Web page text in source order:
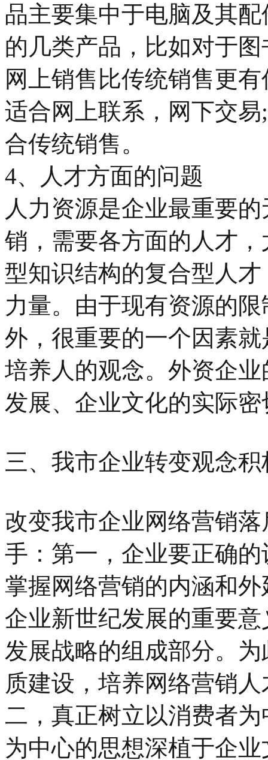
品主要集中于电脑及其
的几类产品，比如对于
网上销售比传统销售更
适合网上联系，网下交
合传统销售。
4、人才方面的问题
人力资源是企业最重要
销，需要各方面的人才
型知识结构的复合型人
力量。由于现有资源的
外，很重要的一个因素
培养人的观念。外资企
发展、企业文化的实际
三、我市企业转变观念
改变我市企业网络营销
手：第一，企业要正确
掌握网络营销的内涵和
企业新世纪发展的重要
发展战略的组成部分。
质建设，培养网络营销
二，真正树立以消费者
为中心的思想深植于企